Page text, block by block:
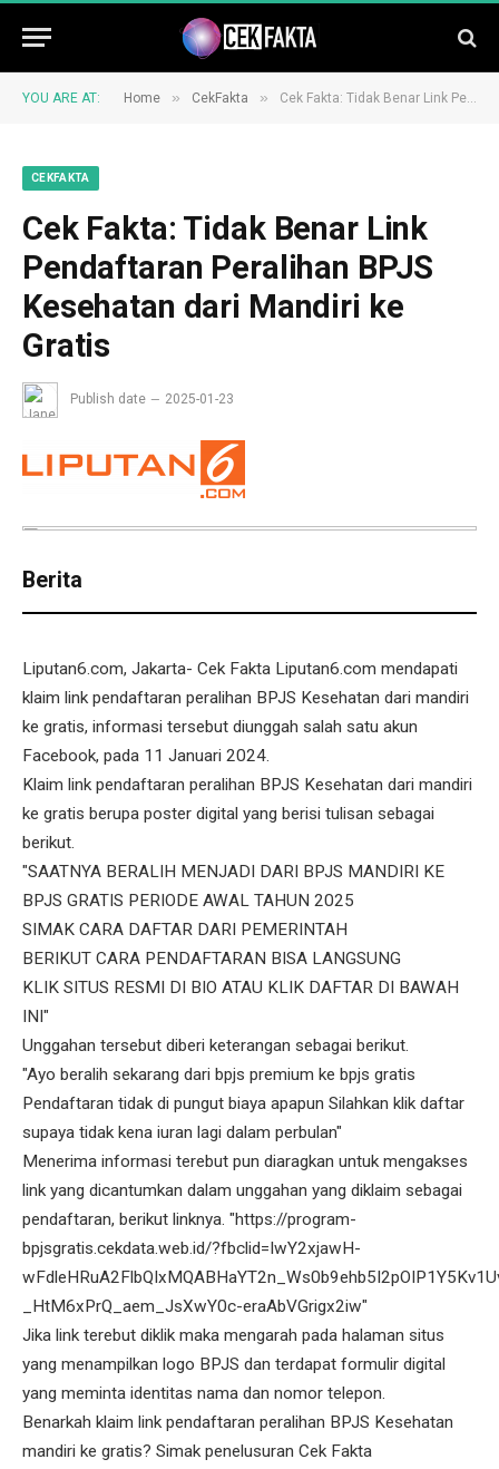
YOU ARE AT: Home » CekFakta » Cek Fakta: Tidak Benar Link Pendaftaran Peralihan BPJS Kesehatan dari Mandiri ke Gratis
CEKFAKTA
Cek Fakta: Tidak Benar Link
Pendaftaran Peralihan BPJS
Kesehatan dari Mandiri ke
Gratis
Publish date 2025-01-23
Berita
Liputan6.com, Jakarta- Cek Fakta Liputan6.com mendapati
klaim link pendaftaran peralihan BPJS Kesehatan dari mandiri
ke gratis, informasi tersebut diunggah salah satu akun
Facebook, pada 11 Januari 2024.
Klaim link pendaftaran peralihan BPJS Kesehatan dari mandiri
ke gratis berupa poster digital yang berisi tulisan sebagai
berikut.
"SAATNYA BERALIH MENJADI DARI BPJS MANDIRI KE
BPJS GRATIS PERIODE AWAL TAHUN 2025
SIMAK CARA DAFTAR DARI PEMERINTAH
BERIKUT CARA PENDAFTARAN BISA LANGSUNG
KLIK SITUS RESMI DI BIO ATAU KLIK DAFTAR DI BAWAH
INI"
Unggahan tersebut diberi keterangan sebagai berikut.
"Ayo beralih sekarang dari bpjs premium ke bpjs gratis
Pendaftaran tidak di pungut biaya apapun Silahkan klik daftar
supaya tidak kena iuran lagi dalam perbulan"
Menerima informasi terebut pun diaragkan untuk mengakses
link yang dicantumkan dalam unggahan yang diklaim sebagai
pendaftaran, berikut linknya. "https://program-
bpjsgratis.cekdata.web.id/?fbclid=IwY2xjawH-
_HtM6xPrQ_aem_JsXwY0c-eraAbVGrigx2iw"
Jika link terebut diklik maka mengarah pada halaman situs
yang menampilkan logo BPJS dan terdapat formulir digital
yang meminta identitas nama dan nomor telepon.
Benarkah klaim link pendaftaran peralihan BPJS Kesehatan
mandiri ke gratis? Simak penelusuran Cek Fakta